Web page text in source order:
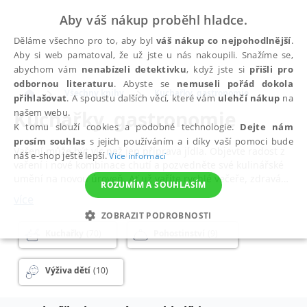
Všechny knihy Kuchařky, gastronomie
Kuchařky, gastronomie
Vaření může být víc než jen příprava jídla. Objevte radost z
vaření i nové kombinace chutí a pozvedněte své kulinářské
umění na novou úroveň. Ať už vaříte rychlé večeře, zdravá
jídla pro celou rodinu, nebo si chcete dopřát gurmánský
za krokem k dokonalému výsledku. V kategorii kuchařky a
slavnostní chvíle i kulinářské výzvy.
Milovníky tradiční české kuchyně potěší
recepty,zapomenutá středověká kuchyně
Výživa dětí (10)
Aby váš nákup proběhl hladce.
Děláme všechno pro to, aby bylváš nákup co nejpohodlnější.
Aby si web pamatoval, že už jste u nás nakoupili. Snažíme se,
abychom vám nenabízeli detektivku, když jste si přišli pro
odbornou literaturu. Abyste se nemuseli pořád dokola
přihlašovat. A spoustu dalších věcí, které vám ulehčí nákup na
našem webu.
K tomu slouží cookies a podobné technologie. Dejte nám
prosím souhlas s jejich používáním a i díky vaší pomoci bude
náš e-shop ještě lepší.Více informací
ROZUMÍM A SOUHLASÍM
ZOBRAZIT PODROBNOSTI
NEZBYTNÉ ANALYTICKÉ MARKETINGOVÉ
FUNKČNÍ